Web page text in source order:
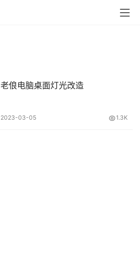
老俍电脑桌面灯光改造
2023-03-05 1.3K